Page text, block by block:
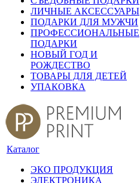
ЛИЧНЫЕ АКСЕССУАРЫ
ПОДАРКИ ДЛЯ МУЖЧИ
ПРОФЕССИОНАЛЬНЫЕ
ПОДАРКИ
НОВЫЙ ГОД И
РОЖДЕСТВО
ТОВАРЫ ДЛЯ ДЕТЕЙ
УПАКОВКА
Каталог
ЭКО ПРОДУКЦИЯ
ЭЛЕКТРОНИКА